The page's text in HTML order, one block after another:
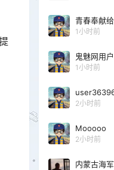
1小时前
鬼魅网用户
1小时前
2小时前
Mooooo
2小时前
内蒙古海